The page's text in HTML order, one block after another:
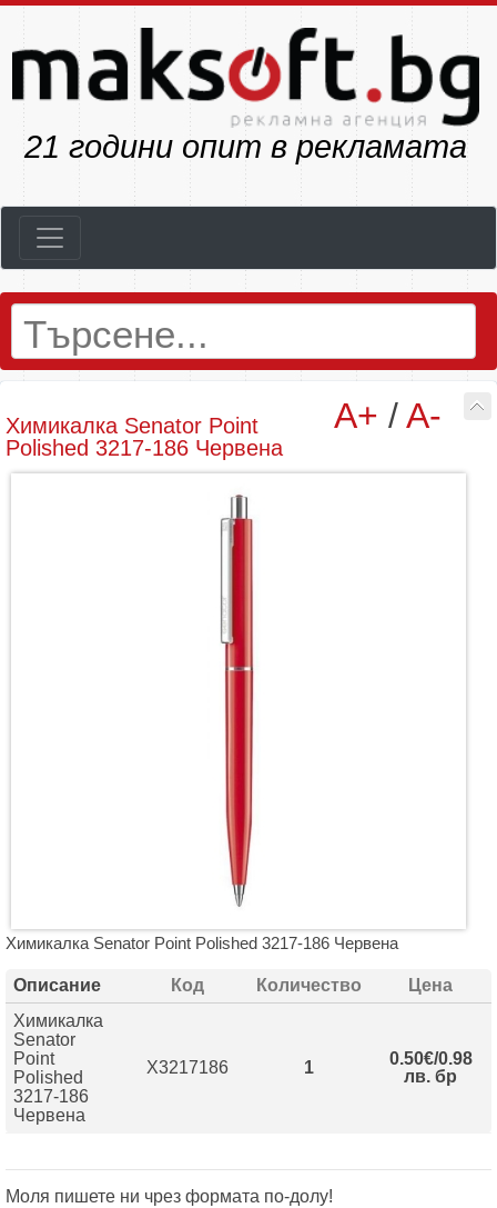
23 години опит в рекламата
A+ /A-
Химикалка Senator Point
Polished 3217-186 Червена
Химикалка Senator Point Polished 3217-186 Червена
Описание Код Количество
Цена
Химикалка
Senator
Point
Polished
3217-186
Червена
X3217186 1
0.50€/0.98
лв. бр
Моля пишете ни чрез формата по-долу!